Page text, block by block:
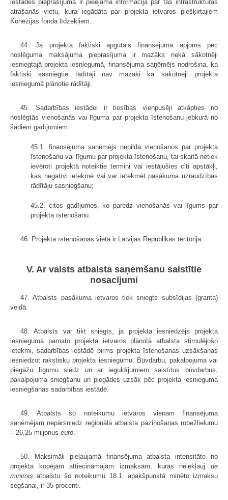
iestādes pieprasījuma ir pieejama informācija par tās infrastruktūras
atrašanās vietu, kura iegādāta par projekta ietvaros piešķirtajiem
Kohēzijas fonda līdzekļiem.
44. Ja projekta faktiski apgūtais finansējuma apjoms pēc
noslēguma maksājuma pieprasījuma ir mazāks nekā sākotnēji
iesniegtajā projekta iesniegumā, finansējuma saņēmējs nodrošina, ka
faktiski sasniegtie rādītāji nav mazāki kā sākotnēji projekta
iesniegumā plānotie rādītāji.
45. Sadarbības iestādei ir tiesības vienpusēji atkāpties no
noslēgtās vienošanās vai līguma par projekta īstenošanu jebkurā no
šādiem gadījumiem:
45.1. finansējuma saņēmējs nepilda vienošanos par projekta
īstenošanu vai līgumu par projekta īstenošanu, tai skaitā netiek
ievēroti projektā noteiktie termiņi vai iestājušies citi apstākļi,
kas negatīvi ietekmē vai var ietekmēt pasākuma uzraudzības
rādītāju sasniegšanu;
45.2. citos gadījumos, ko paredz vienošanās vai līgums par
projekta īstenošanu.
46. Projekta īstenošanas vieta ir Latvijas Republikas teritorija.
V. Ar valsts atbalsta saņemšanu saistītie
nosacījumi
47. Atbalsts pasākuma ietvaros tiek sniegts subsīdijas (granta)
veidā.
48. Atbalsts var tikt sniegts, ja projekta iesniedzējs projekta
iesniegumā pamato projekta ietvaros plānotā atbalsta stimulējošo
ietekmi, sadarbības iestādē pirms projekta īstenošanas uzsākšanas
iesniedzot rakstisku projekta iesniegumu. Būvdarbu, pakalpojuma vai
piegāžu līgumu slēdz un ar ieguldījumiem saistītus būvdarbus,
pakalpojuma sniegšanu un piegādes uzsāk pēc projekta iesnieguma
iesniegšanas sadarbības iestādē.
49. Atbalsts šo noteikumu ietvaros vienam finansējuma
saņēmējam nepārsniedz reģionālā atbalsta paziņošanas robežlielumu
– 26,25 miljonus euro.
50. Maksimāli pieļaujamā finansējuma atbalsta intensitāte no
projekta kopējām attiecināmajām izmaksām, kurās neiekļauj de
minimis atbalstu šo noteikumu 18.1. apakšpunktā minēto izmaksu
segšanai, ir 35 procenti.